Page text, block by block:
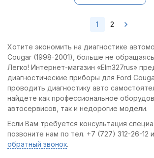
1 2
Хотите экономить на диагностике
Cougar (1998-2001), больше не
Легко! Интернет-магазин «Elm327rus»
диагностические приборы для Ford
проводить диагностику авто
найдете как профессиональное
автосервисов, так и недорогие модели.
Если Вам требуется консультация
позвоните нам по тел. +7 (727) 312-26-12
обратный звонок.